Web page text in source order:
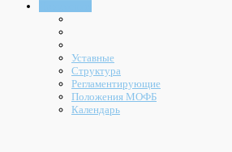
Уставные
Структура
Регламентирующие
Положения МОФБ
Календарь